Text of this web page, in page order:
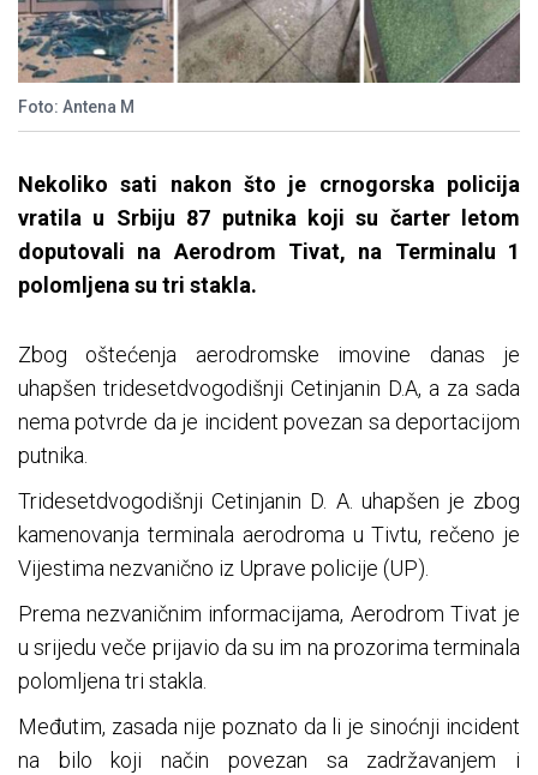
Foto: Antena M
Nekoliko sati nakon što je crnogorska policija
vratila u Srbiju 87 putnika koji su čarter letom
doputovali na Aerodrom Tivat, na Terminalu 1
polomljena su tri stakla.
Zbog oštećenja aerodromske imovine danas je
uhapšen tridesetdvogodišnji Cetinjanin D.A, a za sada
nema potvrde da je incident povezan sa deportacijom
putnika.
Tridesetdvogodišnji Cetinjanin D. A. uhapšen je zbog
kamenovanja terminala aerodroma u Tivtu, rečeno je
Vijestima nezvanično iz Uprave policije (UP).
Prema nezvaničnim informacijama, Aerodrom Tivat je
u srijedu veče prijavio da su im na prozorima terminala
polomljena tri stakla.
Međutim, zasada nije poznato da li je sinoćnji incident
na bilo koji način povezan sa zadržavanjem i